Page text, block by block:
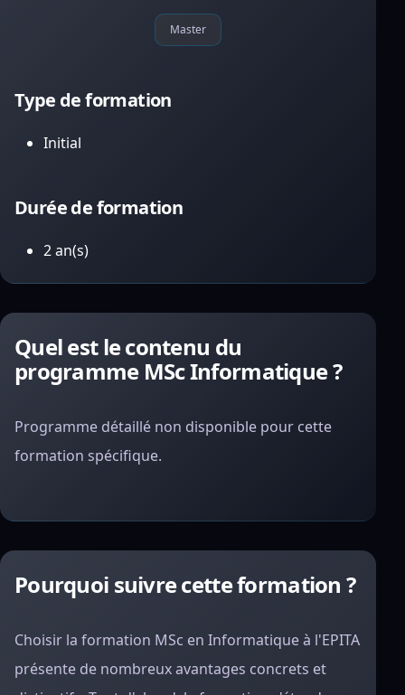
Master
Type de formation
Initial
Durée de formation
2 an(s)
Quel est le contenu du
programme MSc Informatique ?
Programme détaillé non disponible pour cette
formation spécifique.
Pourquoi suivre cette formation ?
Choisir la formation MSc en Informatique à l'EPITA
présente de nombreux avantages concrets et